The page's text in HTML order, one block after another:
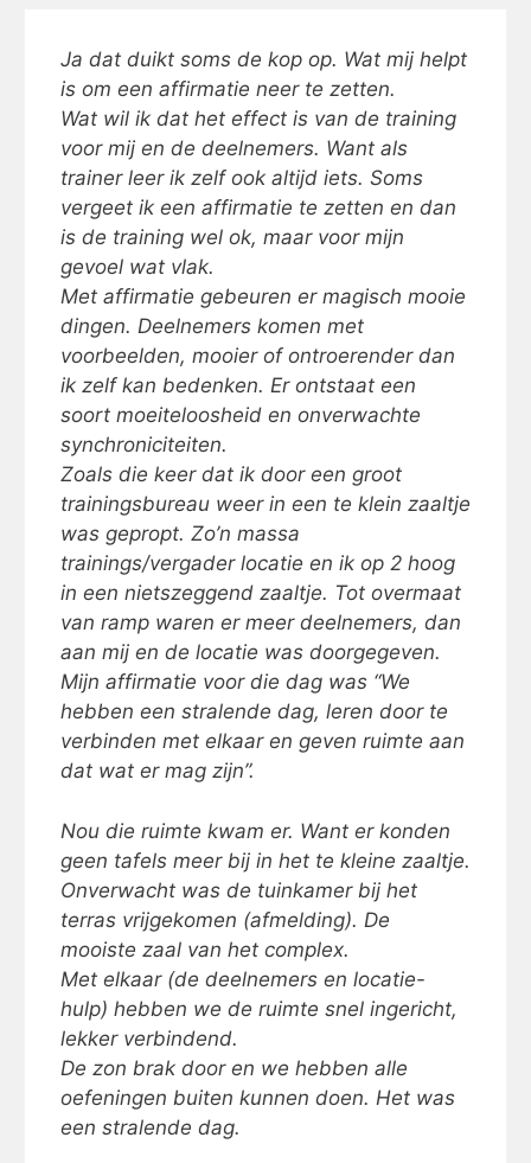
Ja dat duikt soms de kop op. Wat mij helpt
is om een affirmatie neer te zetten.
Wat wil ik dat het effect is van de training
voor mij en de deelnemers. Want als
trainer leer ik zelf ook altijd iets. Soms
vergeet ik een affirmatie te zetten en dan
is de training wel ok, maar voor mijn
gevoel wat vlak.
Met affirmatie gebeuren er magisch mooie
dingen. Deelnemers komen met
voorbeelden, mooier of ontroerender dan
ik zelf kan bedenken. Er ontstaat een
soort moeiteloosheid en onverwachte
synchroniciteiten.
Zoals die keer dat ik door een groot
trainingsbureau weer in een te klein zaaltje
was gepropt. Zo’n massa
trainings/vergader locatie en ik op 2 hoog
in een nietszeggend zaaltje. Tot overmaat
van ramp waren er meer deelnemers, dan
aan mij en de locatie was doorgegeven.
Mijn affirmatie voor die dag was “We
hebben een stralende dag, leren door te
verbinden met elkaar en geven ruimte aan
dat wat er mag zijn”.
Nou die ruimte kwam er. Want er konden
geen tafels meer bij in het te kleine zaaltje.
Onverwacht was de tuinkamer bij het
terras vrijgekomen (afmelding). De
mooiste zaal van het complex.
Met elkaar (de deelnemers en locatie-
hulp) hebben we de ruimte snel ingericht,
lekker verbindend.
De zon brak door en we hebben alle
oefeningen buiten kunnen doen. Het was
een stralende dag.